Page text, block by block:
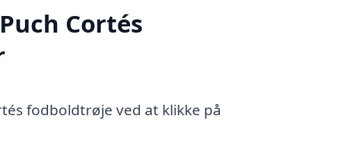
Cortés
fodboldtrøje ved at klikke på